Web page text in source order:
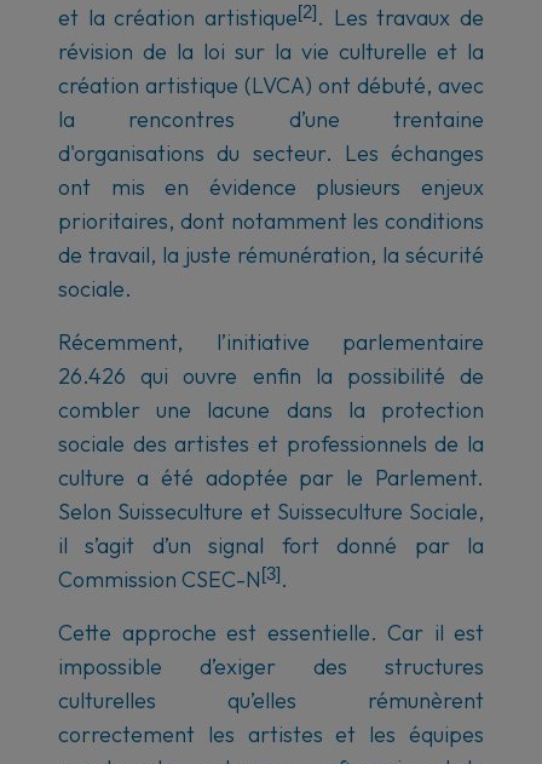
et la création artistique[2]. Les travaux de
révision de la loi sur la vie culturelle et la
création artistique (LVCA) ont débuté, avec
la rencontres d’une trentaine
d'organisations du secteur. Les échanges
ont mis en évidence plusieurs enjeux
prioritaires, dont notamment les conditions
de travail, la juste rémunération, la sécurité
sociale.
Récemment, l’initiative parlementaire
26.426 qui ouvre enfin la possibilité de
combler une lacune dans la protection
sociale des artistes et professionnels de la
culture a été adoptée par le Parlement.
Selon Suisseculture et Suisseculture Sociale,
il s’agit d’un signal fort donné par la
Commission CSEC-N[3].
Cette approche est essentielle. Car il est
impossible d’exiger des structures
culturelles qu’elles rémunèrent
correctement les artistes et les équipes